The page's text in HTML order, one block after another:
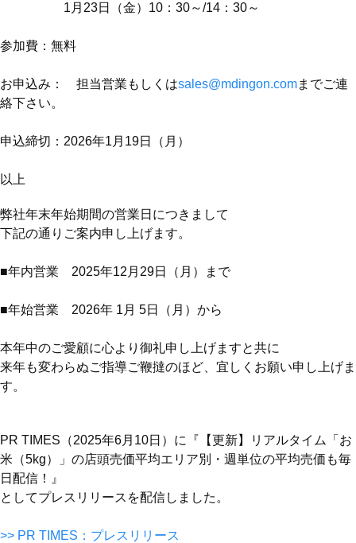
1月23日（金）10：30～/14：30～
参加費：無料
お申込み： 担当営業もしくはsales@mdingon.comまでご連
絡下さい。
申込締切：2026年1月19日（月）
以上
弊社年末年始期間の営業日につきまして
下記の通りご案内申し上げます。
■年内営業 2025年12月29日（月）まで
■年始営業 2026年 1月 5日（月）から
本年中のご愛顧に心より御礼申し上げますと共に
来年も変わらぬご指導ご鞭撻のほど、宜しくお願い申し上げま
す。
PR TIMES（2025年6月10日）に『【更新】リアルタイム「お
米（5kg）」の店頭売価平均エリア別・週単位の平均売価も毎
日配信！』
としてプレスリリースを配信しました。
>> PR TIMES：プレスリリース